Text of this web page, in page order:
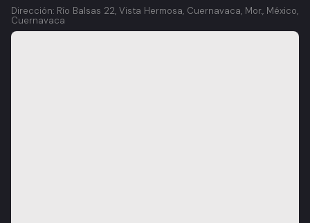
Dirección: Río Balsas 22, Vista Hermosa, Cuernavaca, Mor., México,
Cuernavaca